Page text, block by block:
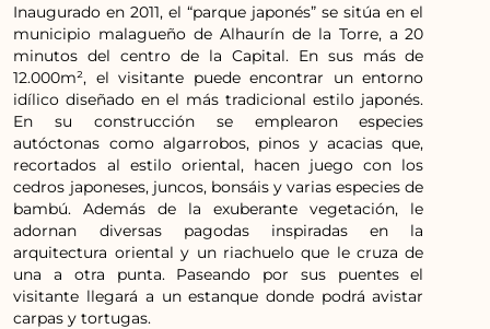
Inaugurado en 2011, el “parque japonés” se sitúa en el
municipio malagueño de Alhaurín de la Torre, a 20
minutos del centro de la Capital. En sus más de
12.000m², el visitante puede encontrar un entorno
idílico diseñado en el más tradicional estilo japonés.
En su construcción se emplearon especies
autóctonas como algarrobos, pinos y acacias que,
recortados al estilo oriental, hacen juego con los
cedros japoneses, juncos, bonsáis y varias especies de
bambú. Además de la exuberante vegetación, le
adornan diversas pagodas inspiradas en la
arquitectura oriental y un riachuelo que le cruza de
una a otra punta. Paseando por sus puentes el
visitante llegará a un estanque donde podrá avistar
carpas y tortugas.